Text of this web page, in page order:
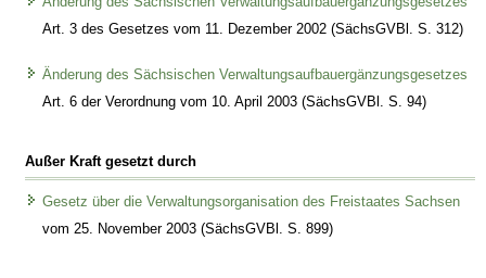
Art. 3 des Gesetzes vom 11. Dezember 2002 (SächsGVBl. S. 312)
Änderung des Sächsischen Verwaltungsaufbauergänzungsgesetzes
Art. 6 der Verordnung vom 10. April 2003 (SächsGVBl. S. 94)
Außer Kraft gesetzt durch
Gesetz über die Verwaltungsorganisation des Freistaates Sachsen
vom 25. November 2003 (SächsGVBl. S. 899)